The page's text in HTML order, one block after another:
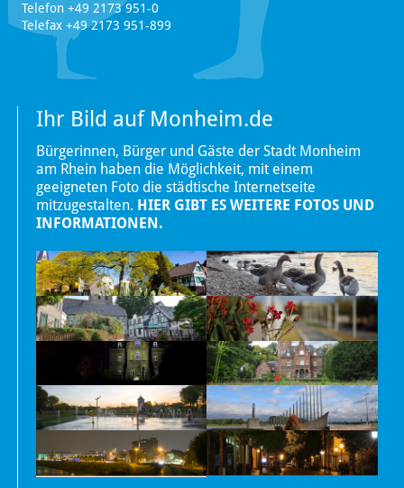
Telefon +49 2173 951-0
Telefax +49 2173 951-899
Ihr Bild auf Monheim.de
Bürgerinnen, Bürger und Gäste der Stadt Monheim
am Rhein haben die Möglichkeit, mit einem
geeigneten Foto die städtische Internetseite
mitzugestalten. HIER GIBT ES WEITERE FOTOS UND
INFORMATIONEN.